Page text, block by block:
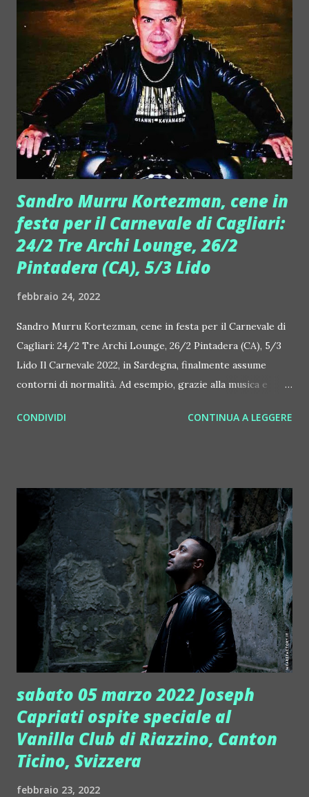
Milano, di lui si sa che sfugge agli sguardi (grazie agli
onnipresenti occhiali da sole, la sua finestra sul mondo) e
che preferisce lasciare parlare la sua musica. Nato
artisticamente con l'hip hop degli anni '90, fin dal suo
primo album solista Musica senza musicisti del 2006 ha
saputo inventare una chiave del tutto personale al rap, da
una parte pescando a piene mani dalla tradizione
cantautorale italiana, dall'altra portando avanti una lunga...
Sandro Murru Kortezman, cene in
festa per il Carnevale di Cagliari:
24/2 Tre Archi Lounge, 26/2
Pintadera (CA), 5/3 Lido
febbraio 24, 2022
Sandro Murru Kortezman, cene in festa per il Carnevale di
Cagliari: 24/2 Tre Archi Lounge, 26/2 Pintadera (CA), 5/3
Lido Il Carnevale 2022, in Sardegna, finalmente assume
contorni di normalità. Ad esempio, grazie alla musica e
internazionale noto in tutto il mondo, vanno in scena
tutti e tra a Cagliari: giovedì grasso 24/2 Murru è al Tre
Archi Lounge, sabato 26/2 al Pintadera ), 5/3 Lido. Qui i
riferimenti dei tre spazi: Tra Archi Cagliari:
https://trearchicagliari.it ; Pintadera Cagliari:
https://www.facebook.com/pintaderacagliari/ ; Lido
Cagliari: http://www.lidocagliari.com . La musica di Sandro
Murru Kortezman, professionista di grande esperienza, fa
la differenza. Murru sa sempre come stupire il pubblico tra
ritmo e ...
CONDIVIDI CONTINUA A LEGGERE
sabato 05 marzo 2022 Joseph
Capriati ospite speciale al
Vanilla Club di Riazzino, Canton
Ticino, Svizzera
febbraio 23, 2022